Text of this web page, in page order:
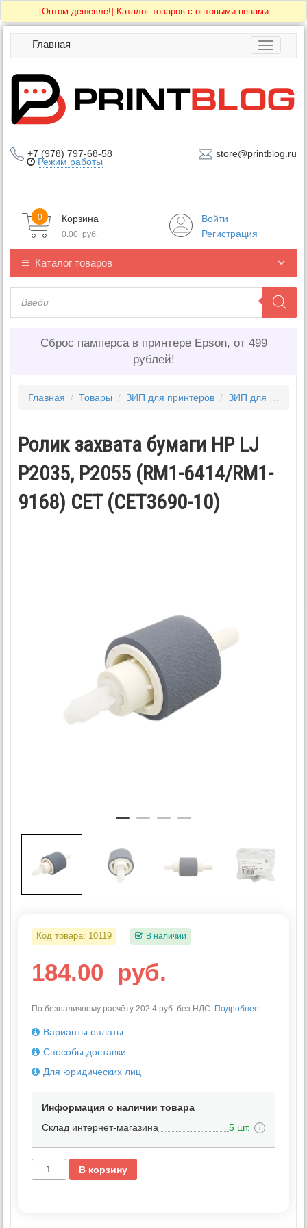
[Оптом дешевле!] Каталог товаров с оптовыми ценами
Toggle
Главная
+7 (978) 797-68-58 store@printblog.ru
Режим работы
Корзина
0
0.00 руб.
Войти
Регистрация
Каталог товаров
Сброс памперса в принтере Epson, от 499
рублей!
Главная / Товары / ЗИП для принтеров / ЗИП для HP
Ролик захвата бумаги HP LJ
P2035, P2055 (RM1-6414/RM1-
9168) CET (CET3690-10)
Код товара: 10119 В наличии
184.00 руб.
По безналичному расчёту 202.4 руб. без НДС. Подробнее
Варианты оплаты
Способы доставки
Для юридических лиц
Информация о наличии товара
Склад интернет-магазина
5 шт. i
В корзину